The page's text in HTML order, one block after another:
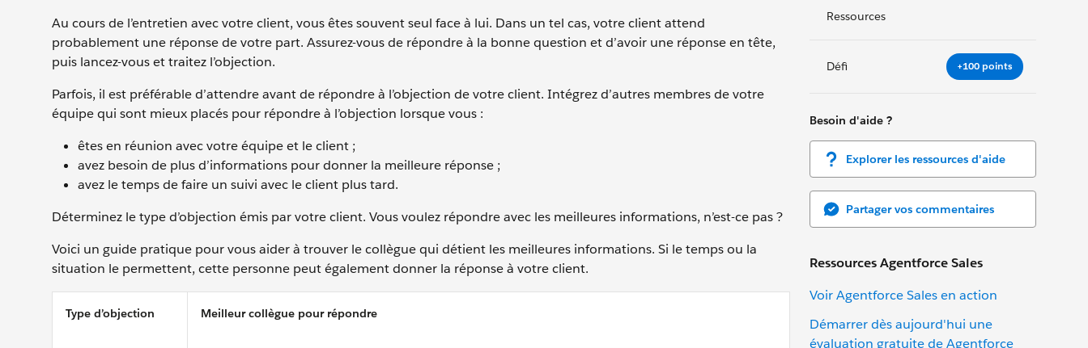
Ressources
Défi +100 points
Besoin d'aide ?
Explorer les ressources d'aide
Partager vos commentaires
Ressources Agentforce Sales
Voir Agentforce Sales en action
Démarrer dès aujourd'hui une
évaluation gratuite de Agentforce
Au cours de l’entretien avec votre client, vous êtes souvent seul face à lui. Dans un tel cas, votre client attend
probablement une réponse de votre part. Assurez-vous de répondre à la bonne question et d’avoir une réponse en tête,
puis lancez-vous et traitez l’objection.
Parfois, il est préférable d’attendre avant de répondre à l’objection de votre client. Intégrez d’autres membres de votre
équipe qui sont mieux placés pour répondre à l’objection lorsque vous :
êtes en réunion avec votre équipe et le client ;
avez besoin de plus d’informations pour donner la meilleure réponse ;
avez le temps de faire un suivi avec le client plus tard.
Déterminez le type d’objection émis par votre client. Vous voulez répondre avec les meilleures informations, n’est-ce pas ?
Voici un guide pratique pour vous aider à trouver le collègue qui détient les meilleures informations. Si le temps ou la
situation le permettent, cette personne peut également donner la réponse à votre client.
Type d’objection Meilleur collègue pour répondre